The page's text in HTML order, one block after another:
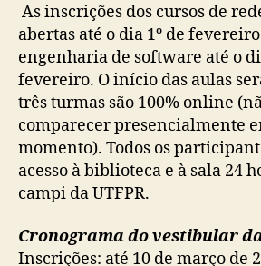
As inscrições dos cursos de
abertas até o dia 1º de
engenharia de software até o
fevereiro. O início das aulas
três turmas são 100% online
comparecer presencialmente
momento). Todos os
acesso à biblioteca e à sala 24
campi da UTFPR.
Cronograma do vestibular
Inscrições: até 10 de março de